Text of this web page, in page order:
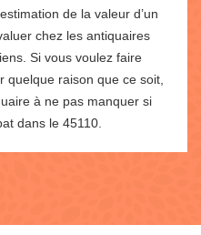
de la valeur d’un
chez les antiquaires
Si vous voulez faire
quelque raison que ce soit,
à ne pas manquer si
dans le 45110.